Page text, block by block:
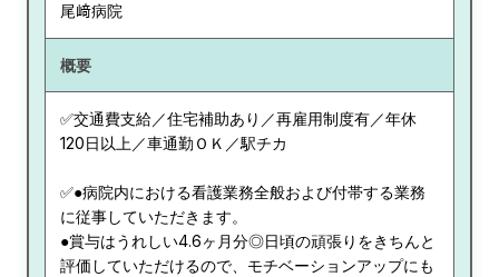
尾﨑病院
概要
✅交通費支給／住宅補助あり／再雇用制度有／年休
120日以上／車通勤ＯＫ／駅チカ
✅●病院内における看護業務全般および付帯する業務
に従事していただきます。
●賞与はうれしい4.6ヶ月分◎日頃の頑張りをきちんと
評価していただけるので、モチベーションアップにも